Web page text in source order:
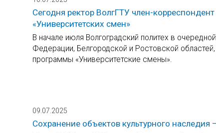
Сегодня ректор ВолгГТУ член-
«Университетских смен»
В начале июля Волгоградский политех в
Федерации, Белгородской и Ростовской
программы «Университетские смены».
09.07.2025
Сохранение объектов культурного наследия